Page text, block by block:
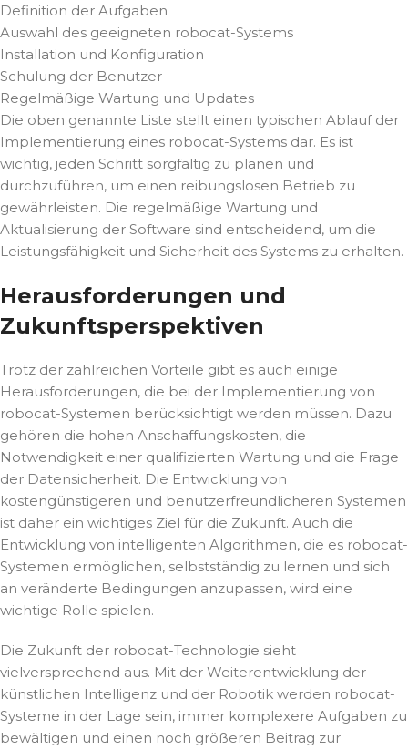
Definition der Aufgaben
Auswahl des geeigneten robocat-Systems
Installation und Konfiguration
Schulung der Benutzer
Regelmäßige Wartung und Updates
Die oben genannte Liste stellt einen typischen Ablauf der
Implementierung eines robocat-Systems dar. Es ist
wichtig, jeden Schritt sorgfältig zu planen und
durchzuführen, um einen reibungslosen Betrieb zu
gewährleisten. Die regelmäßige Wartung und
Aktualisierung der Software sind entscheidend, um die
Leistungsfähigkeit und Sicherheit des Systems zu erhalten.
Herausforderungen und
Zukunftsperspektiven
Trotz der zahlreichen Vorteile gibt es auch einige
Herausforderungen, die bei der Implementierung von
robocat-Systemen berücksichtigt werden müssen. Dazu
gehören die hohen Anschaffungskosten, die
Notwendigkeit einer qualifizierten Wartung und die Frage
der Datensicherheit. Die Entwicklung von
kostengünstigeren und benutzerfreundlicheren Systemen
ist daher ein wichtiges Ziel für die Zukunft. Auch die
Entwicklung von intelligenten Algorithmen, die es robocat-
Systemen ermöglichen, selbstständig zu lernen und sich
an veränderte Bedingungen anzupassen, wird eine
wichtige Rolle spielen.
Die Zukunft der robocat-Technologie sieht
vielversprechend aus. Mit der Weiterentwicklung der
künstlichen Intelligenz und der Robotik werden robocat-
Systeme in der Lage sein, immer komplexere Aufgaben zu
bewältigen und einen noch größeren Beitrag zur